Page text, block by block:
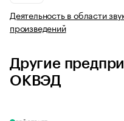
Деятельность в области
произведений
Другие
ОКВЭД